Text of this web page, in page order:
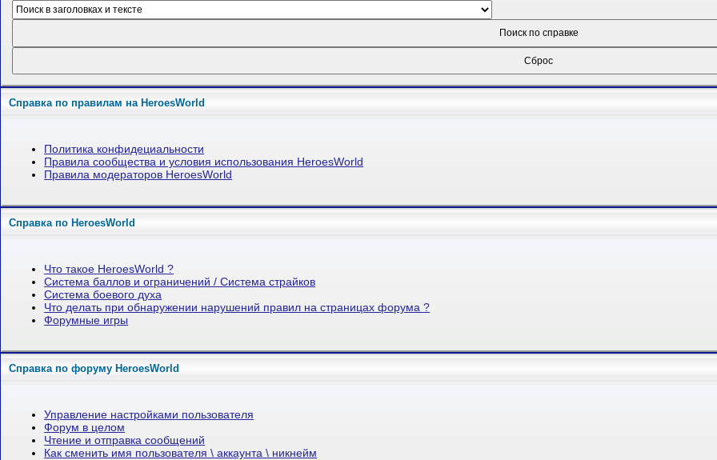
Справка по правилам на HeroesWorld
Политика конфидециальности
Правила сообщества и условия использования HeroesWorld
Правила модераторов HeroesWorld
Справка по HeroesWorld
Что такое HeroesWorld ?
Система баллов и ограничений / Система страйков
Система боевого духа
Что делать при обнаружении нарушений правил на страницах форума ?
Форумные игры
Справка по форуму HeroesWorld
Управление настройками пользователя
Форум в целом
Чтение и отправка сообщений
Как сменить имя пользователя \ аккаунта \ никнейм